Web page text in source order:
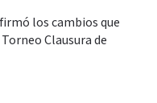
los cambios que
Clausura de